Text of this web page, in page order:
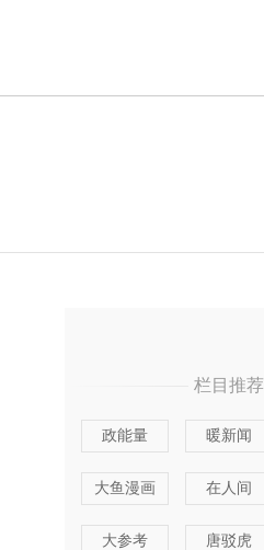
栏目推荐
政能量 暖新闻
大鱼漫画 在人间
大参考 唐驳虎